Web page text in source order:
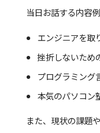
当日お話する内容例
エンジニアを取
挫折しないため
プログラミング
本気のパソコン
また、現状の課題